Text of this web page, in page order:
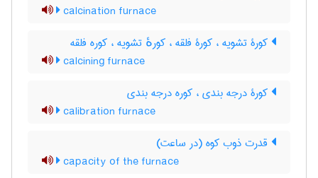
calcination furnace
کورۀ تشویه ، کورۀ فلقه ، کورهٔ تشویه ، کوره فلقه
calcining furnace
کورۀ درجه بندی ، کوره درجه بندی
calibration furnace
قدرت ذوب کوه (در ساعت)
capacity of the furnace